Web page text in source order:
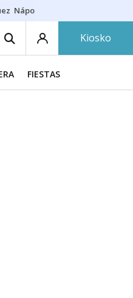
Nápoles - Osasuna
Kiosko
FIESTAS